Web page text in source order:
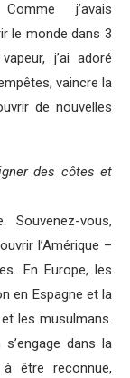
Comme j’avais
le monde dans 3
j’ai adoré
vaincre la
de nouvelles
des côtes et
Souvenez-vous,
l’Amérique –
En Europe, les
en Espagne et la
les musulmans.
dans la
être reconnue,